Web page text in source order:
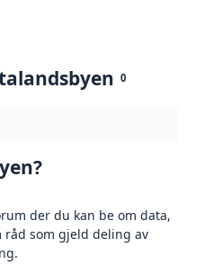
0
der du kan be om data,
som gjeld deling av